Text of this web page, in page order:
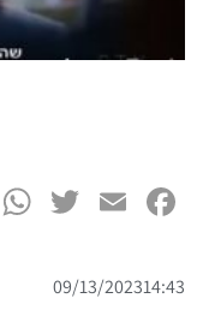
Facebook
Email
14:43
09/13/2023